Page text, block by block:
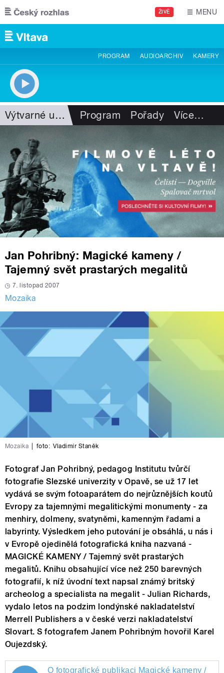
Přejít k hlavnímu obsahu
ŽIVĚ MENU
PROGRAM AUDIOARCHIV KAMERY
Výtvarné umění Program Pořady Více…
Jan Pohribný: Magické kameny /
Tajemný svět prastarých megalitů
7. listopad 2007
Mozaika
Mozaika foto: Vladimír Staněk
Fotograf Jan Pohribný, pedagog Institutu tvůrčí
fotografie Slezské univerzity v Opavě, se už 17 let
vydává se svým fotoaparátem do nejrůznějších koutů
Evropy za tajemnými megalitickými monumenty - za
menhiry, dolmeny, svatyněmi, kamenným řadami a
labyrinty. Výsledkem jeho putování je obsáhlá, u nás i
v Evropě ojedinělá fotografická kniha nazvaná -
MAGICKÉ KAMENY / Tajemný svět prastarých
megalitů. Knihu obsahující více než 250 barevných
fotografií, k níž úvodní text napsal známý britský
archeolog a specialista na megalit - Julian Richards,
vydalo letos na podzim londýnské nakladatelství
Merrell Publishers a v české verzi nakladatelství
Slovart. S fotografem Janem Pohribným hovořil Karel
Oujezdský.
O fotografické publikaci Magické kameny /